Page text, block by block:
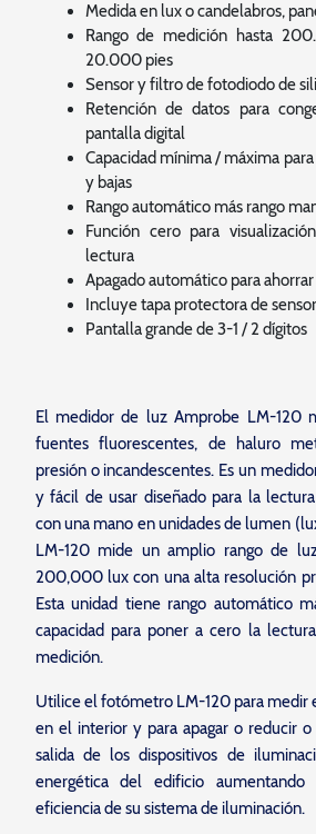
Medida en lux o candelabros,
Rango de medición hasta
20.000 pies
Sensor y filtro de fotodiodo de
Retención de datos para
pantalla digital
Capacidad mínima / máxima
y bajas
Rango automático más rango
Función cero para
lectura
Apagado automático para
Incluye tapa protectora de sensor
Pantalla grande de 3-1 / 2 dígitos
El medidor de luz Amprobe LM-120
fuentes fluorescentes, de haluro
presión o incandescentes. Es un
y fácil de usar diseñado para la
con una mano en unidades de lumen
LM-120 mide un amplio rango de
200,000 lux con una alta resolución
Esta unidad tiene rango automático
capacidad para poner a cero la
medición.
Utilice el fotómetro LM-120 para medir
en el interior y para apagar o reducir
salida de los dispositivos de
energética del edificio aumentando
eficiencia de su sistema de iluminación.